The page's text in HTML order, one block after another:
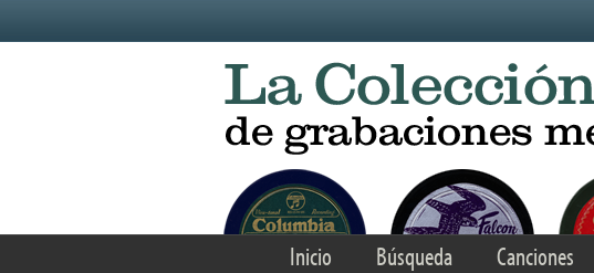
Inicio Búsqueda Canciones